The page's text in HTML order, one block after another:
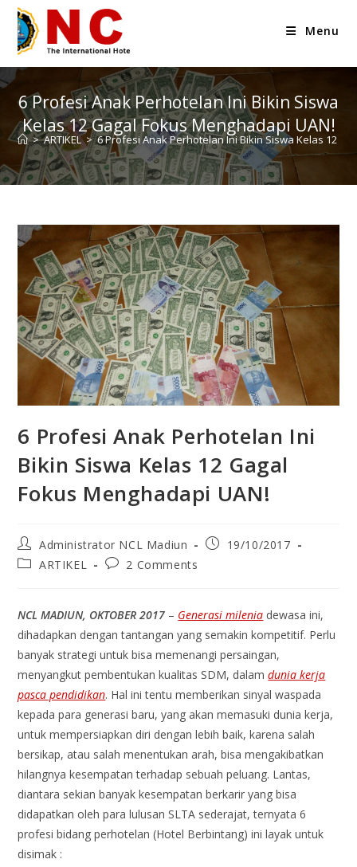
Menu
6 Profesi Anak Perhotelan Ini Bikin Siswa
Kelas 12 Gagal Fokus Menghadapi UAN!
> ARTIKEL > 6 Profesi Anak Perhotelan Ini Bikin Siswa Kelas 12
6 Profesi Anak Perhotelan Ini
Bikin Siswa Kelas 12 Gagal
Fokus Menghadapi UAN!
Administrator NCL Madiun
19/10/2017
ARTIKEL
2 Comments
NCL MADIUN, OKTOBER 2017 – Generasi milenia dewasa ini,
dihadapkan dengan tantangan yang semakin kompetitif. Perlu
banyak strategi untuk bisa memenangi persaingan,
menyangkut pembentukan kualitas SDM, dalamdunia kerja
pasca pendidikan. Hal ini tentu memberikan sinyal waspada
kepada para generasi baru, yang akan memasuki dunia kerja,
untuk mempersiapkan diri dengan lebih baik, karena salah
bersikap, atau salah menentukan arah, bisa mengakibatkan
hilangnya kesempatan terhadap sebuah peluang. Lantas,
diantara sekian banyak kesempatan berkarir yang bisa
didapatkan oleh para lulusan SLTA sederajat, ternyata 6
profesi bidang perhotelan (Hotel Berbintang) ini layak untuk
disimak :